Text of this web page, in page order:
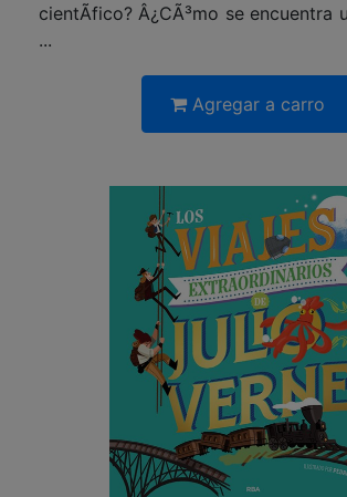
cientÃ­fico? Â¿CÃ³mo se encuentra
...
Agregar a carro